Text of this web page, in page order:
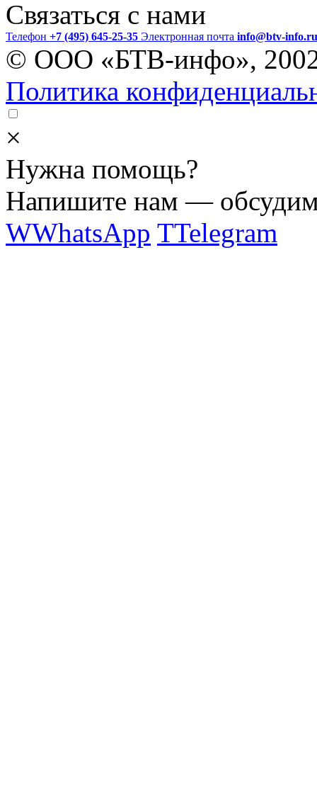
Связаться с нами
Телефон +7 (495) 645-25-35 Электронная почта info@btv-info.ru
© ООО «БТВ-инфо»,
Политика
×
Нужна помощь?
Напишите нам —
WWhatsApp TTelegram